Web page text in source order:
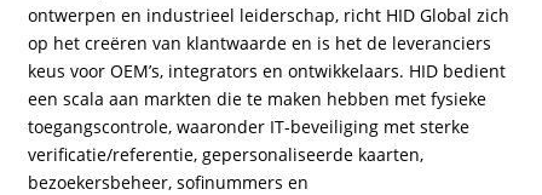
ontwerpen en industrieel leiderschap, richt HID Global zich
op het creëren van klantwaarde en is het de leveranciers
keus voor OEM’s, integrators en ontwikkelaars. HID bedient
een scala aan markten die te maken hebben met fysieke
toegangscontrole, waaronder IT-beveiliging met sterke
verificatie/referentie, gepersonaliseerde kaarten,
bezoekersbeheer, sofinummers en